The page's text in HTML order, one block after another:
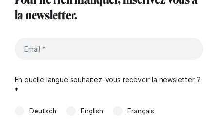
la newsletter.
En quelle langue souhaitez-vous recevoir la newsletter ?
*
Deutsch English Français